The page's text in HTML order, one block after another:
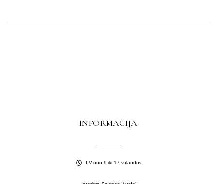
INFORMACIJA:
I-V nuo 9 iki 17 valandos